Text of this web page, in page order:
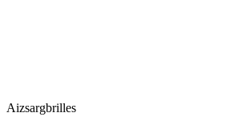
Aizsargbrilles